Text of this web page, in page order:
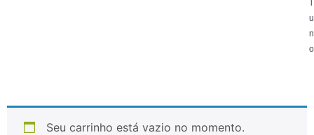
u
n
o
Seu carrinho está vazio no momento.